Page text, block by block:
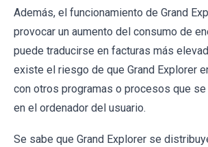
Además, el funcionamiento de Grand
provocar un aumento del consumo de
puede traducirse en facturas más
existe el riesgo de que Grand Explorer
con otros programas o procesos que
en el ordenador del usuario.
Se sabe que Grand Explorer se